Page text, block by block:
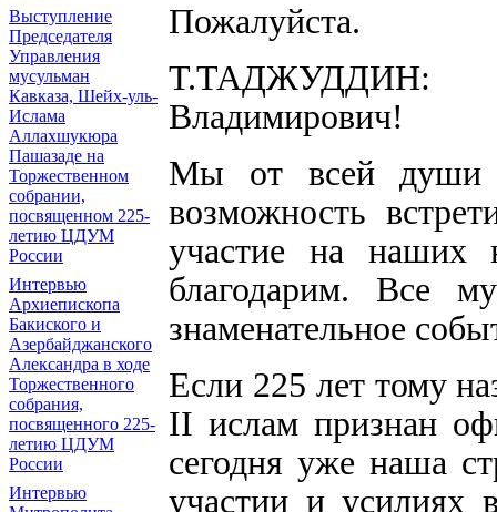
Выступление
Председателя
Управления
мусульман
Кавказа, Шейх-уль-
Ислама
Аллахшукюра
Пашазаде на
Торжественном
собрании,
посвященном 225-
летию ЦДУМ
России
Интервью
Архиепископа
Бакиского и
Азербайджанского
Александра в ходе
Торжественного
собрания,
посвященного 225-
летию ЦДУМ
России
Интервью
Пожалуйста.
Т.ТАДЖУДДИН:
Владимирович!
Мы от всей души
возможность
участие на наших
благодарим. Все
знаменательное
Если 225 лет тому
II ислам признан
сегодня уже наша
участии и усилиях